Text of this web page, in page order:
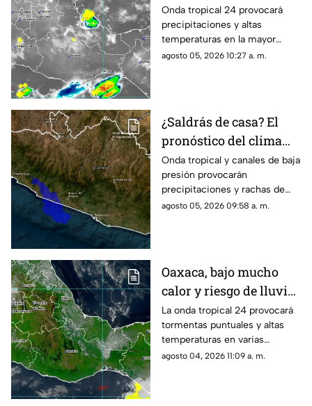
sofocante este
miércoles en Oaxaca
Onda tropical 24 provocará
precipitaciones y altas
temperaturas en la mayor
parte de la entidad; revisa las
agosto 05, 2026 10:27 a. m.
¿Saldrás de casa? El
pronóstico del clima
hoy para Guerrero
Onda tropical y canales de baja
presión provocarán
precipitaciones y rachas de
viento en la mayor parte del
agosto 05, 2026 09:58 a. m.
Oaxaca, bajo mucho
calor y riesgo de lluvias
aisladas para este
martes
La onda tropical 24 provocará
tormentas puntuales y altas
temperaturas en varias
regiones.
agosto 04, 2026 11:09 a. m.